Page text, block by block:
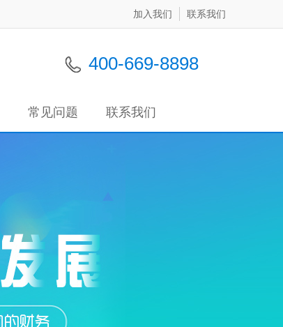
加入我们 联系我们
400-669-8898
常见问题 联系我们